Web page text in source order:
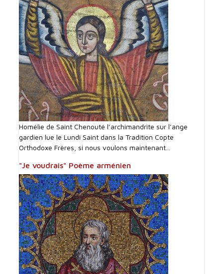
Homélie de Saint Chenouté l’archimandrite sur l’ange
gardien lue le Lundi Saint dans la Tradition Copte
Orthodoxe Frères, si nous voulons maintenant...
"Je voudrais" Poème arménien